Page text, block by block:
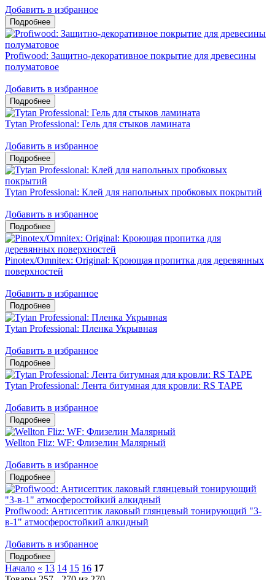
Добавить в избранное
Profiwood: Защитно-декоративное покрытие для древесины
полуматовое
Добавить в избранное
Tytan Professional: Гель для стыков ламината
Добавить в избранное
Tytan Professional: Клей для напольных пробковых покрытий
Добавить в избранное
Pinotex/Omnitex: Original: Кроющая пропитка для деревянных
поверхностей
Добавить в избранное
Tytan Professional: Пленка Укрывная
Добавить в избранное
Tytan Professional: Лента битумная для кровли: RS TAPE
Добавить в избранное
Wellton Fliz: WF: Флизелин Малярный
Добавить в избранное
Profiwood: Антисептик лаковый глянцевый тонирующий "3-
в-1" атмосферостойкий алкидный
Добавить в избранное
Начало « 13 14 15 16 17